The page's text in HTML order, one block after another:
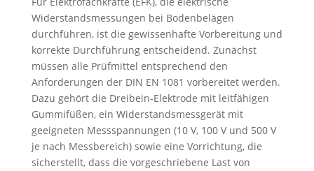
Widerstandsmessungen bei Bodenbelägen
durchführen, ist die gewissenhafte Vorbereitung und
korrekte Durchführung entscheidend. Zunächst
müssen alle Prüfmittel entsprechend den
Anforderungen der DIN EN 1081 vorbereitet werden.
Dazu gehört die Dreibein-Elektrode mit leitfähigen
Gummifüßen, ein Widerstandsmessgerät mit
geeigneten Messspannungen (10 V, 100 V und 500 V
je nach Messbereich) sowie eine Vorrichtung, die
sicherstellt, dass die vorgeschriebene Last von